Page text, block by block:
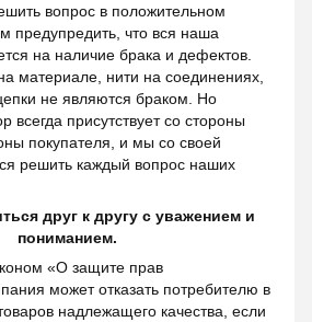
вопрос в положительном
предупредить, что вся наша
на наличие брака и дефектов.
материале, нити на соединениях,
не являются браком. Но
всегда присутствует со стороны
покупателя, и мы со своей
решить каждый вопрос наших
друг к другу с уважением и
пониманием.
«О защите прав
может отказать потребителю в
надлежащего качества, если